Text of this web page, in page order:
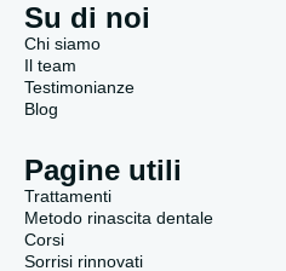
Su di noi
Chi siamo
Il team
Testimonianze
Blog
Pagine utili
Trattamenti
Metodo rinascita dentale
Corsi
Sorrisi rinnovati